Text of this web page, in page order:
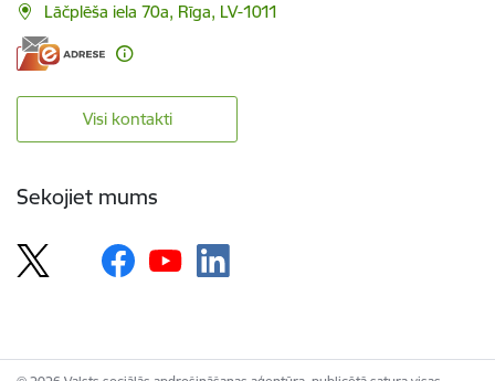
Lāčplēša iela 70a, Rīga, LV-1011
Visi kontakti
Sekojiet mums